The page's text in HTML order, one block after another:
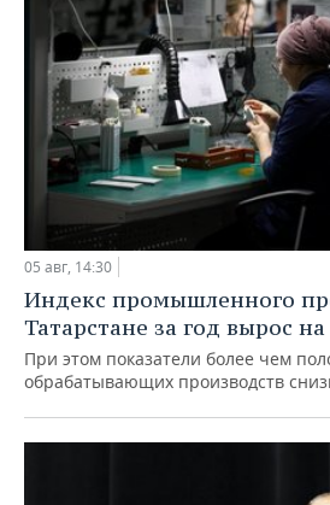
05 авг, 14:30
Индекс промышленного
Татарстане за год вырос на
При этом показатели более чем
обрабатывающих производств